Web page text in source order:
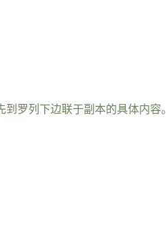
罗列下边联于副本的具体内容。